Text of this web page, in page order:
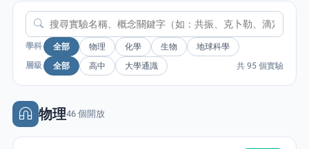
Education
學科 全部 物理 化學 生物 地球科學
層級 全部 高中 大學通識 共 95 個實驗
物理46 個開放